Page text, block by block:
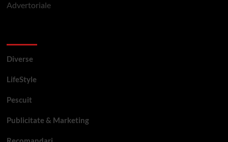
Advertoriale
Diverse
LifeStyle
Pescuit
Publicitate & Marketing